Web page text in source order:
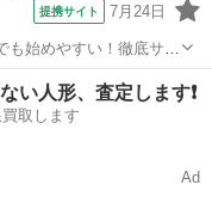
提携サイト 7月24日
ートの夜勤専属◎ 夜勤
シンプル業務で負担少
い人形、査定します❗️
取します
Ad